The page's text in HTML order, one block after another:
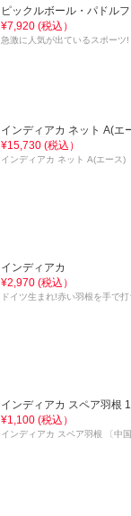
ピックルボール・パドルフ
¥7,920 (税込）
急激に人気が出ているスポーツ!
インディアカ ネット A(エ
¥15,730 (税込）
インディアカ ネット A(エース)
インディアカ
¥2,970 (税込）
ドイツ生まれ!赤い羽根を手で
インディアカ スペア羽根
¥1,100 (税込）
インディアカ スペア羽根 〔中